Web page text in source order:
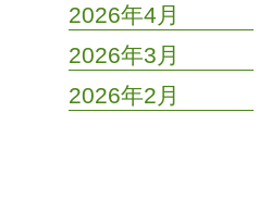
2026年4月
2026年3月
2026年2月